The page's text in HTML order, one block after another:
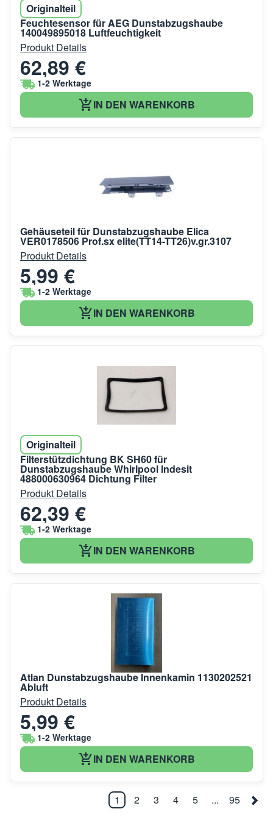
Originalteil
Feuchtesensor für AEG Dunstabzugshaube
140049895018 Luftfeuchtigkeit
Produkt Details
62,89 €
1-2 Werktage
IN DEN WARENKORB
Gehäuseteil für Dunstabzugshaube Elica
VER0178506 Prof.sx elite(TT14-TT26)v.gr.3107
Produkt Details
5,99 €
1-2 Werktage
IN DEN WARENKORB
Originalteil
Filterstützdichtung BK SH60 für
Dunstabzugshaube Whirlpool Indesit
488000630964 Dichtung Filter
Produkt Details
62,39 €
1-2 Werktage
IN DEN WARENKORB
Atlan Dunstabzugshaube Innenkamin 1130202521
Abluft
Produkt Details
5,99 €
1-2 Werktage
IN DEN WARENKORB
1 2 3 4 5 ... 95